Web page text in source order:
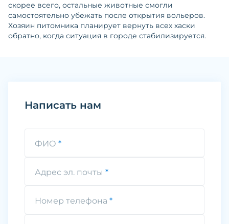
скорее всего, остальные животные смогли
самостоятельно убежать после открытия вольеров.
Хозяин питомника планирует вернуть всех хаски
обратно, когда ситуация в городе стабилизируется.
Написать нам
ФИО
Адрес эл. почты
Номер телефона